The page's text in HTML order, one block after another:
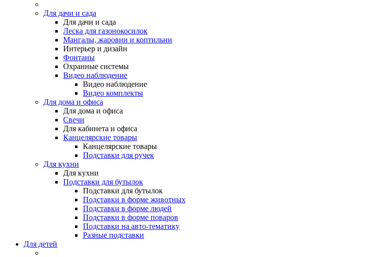
Для дачи и сада
Для дачи и сада
Леска для газонокосилок
Мангалы, жаровни и коптильни
Интерьер и дизайн
Фонтаны
Охранные системы
Видео наблюдение
Видео наблюдение
Видео комплекты
Для дома и офиса
Для дома и офиса
Свечи
Для кабинета и офиса
Канцелярские товары
Канцелярские товары
Подставки для ручек
Для кухни
Для кухни
Подставки для бутылок
Подставки для бутылок
Подставки в форме животных
Подставки в форме людей
Подставки в форме поваров
Подставки на авто-тематику
Разные подставки
Для детей